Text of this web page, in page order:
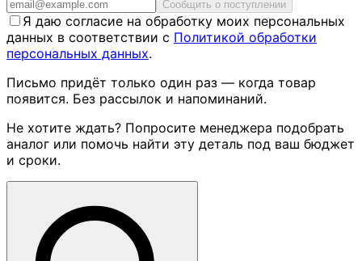
Сообщить о поступлении
Я даю согласие на обработку моих персональных
данных в соответствии с Политикой обработки
персональных данных.
Письмо придёт только один раз — когда товар
появится. Без рассылок и напоминаний.
Не хотите ждать? Попросите менеджера подобрать
аналог или помочь найти эту деталь под ваш бюджет
и сроки.